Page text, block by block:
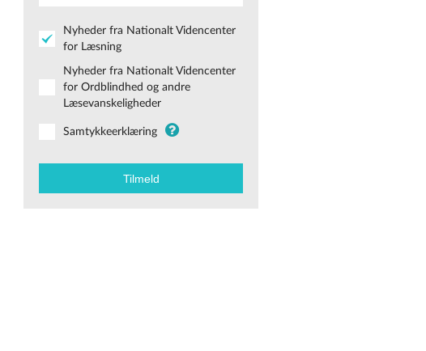
Nyheder fra Nationalt Videncenter
for Læsning
Nyheder fra Nationalt Videncenter
for Ordblindhed og andre
Læsevanskeligheder
Samtykkeerklæring